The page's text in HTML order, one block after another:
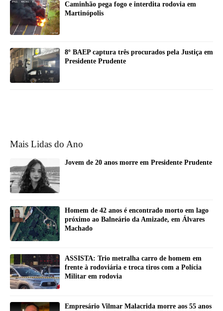
Caminhão pega fogo e interdita rodovia em
Martinópolis
8º BAEP captura três procurados pela Justiça em
Presidente Prudente
Mais Lidas do Ano
Jovem de 20 anos morre em Presidente Prudente
Homem de 42 anos é encontrado morto em lago
próximo ao Balneário da Amizade, em Álvares
Machado
ASSISTA: Trio metralha carro de homem em
frente à rodoviária e troca tiros com a Polícia
Militar em rodovia
Empresário Vilmar Malacrida morre aos 55 anos